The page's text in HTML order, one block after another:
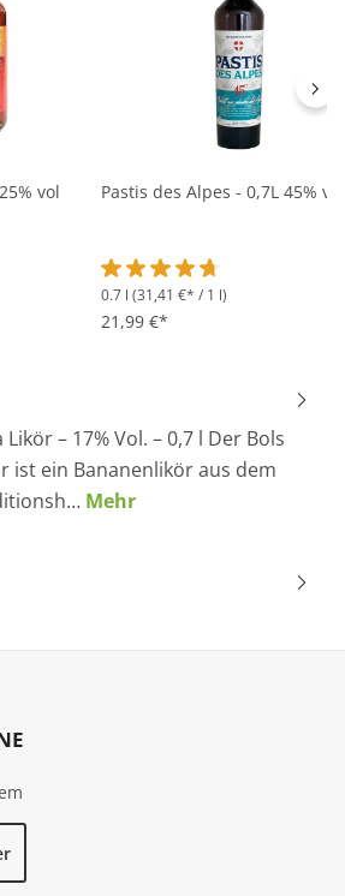
vol
von 4.5 von 5 Sternen
Pastis des Alpes - 0,7L 45% vol
Durchschnittliche
0.7 l (31,41 €* / 1 l)
21,99 €*
– 17% Vol. – 0,7 l Der Bols
ist ein Bananenlikör aus dem
Mehr